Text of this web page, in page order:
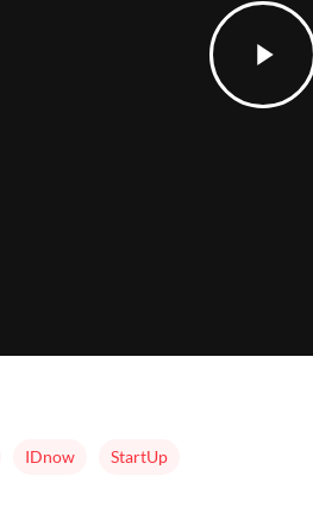
IDnow StartUp